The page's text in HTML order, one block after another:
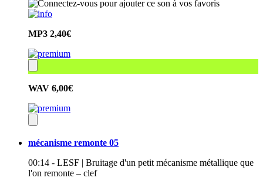
MP3 2,40€
WAV 6,00€
mécanisme remonte 05
00:14 - LESF | Bruitage d'un petit mécanisme métallique que
l'on remonte – clef